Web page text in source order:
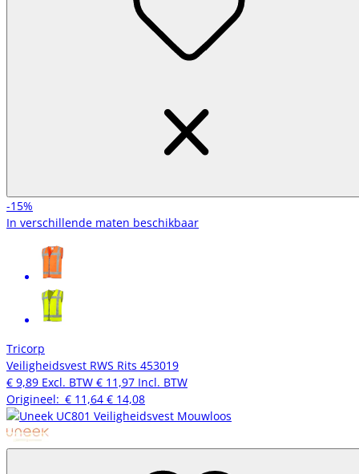
-15%
In verschillende maten beschikbaar
Tricorp
Veiligheidsvest RWS Rits 453019
€ 9,89 Excl. BTW € 11,97 Incl. BTW
Origineel: € 11,64 € 14,08